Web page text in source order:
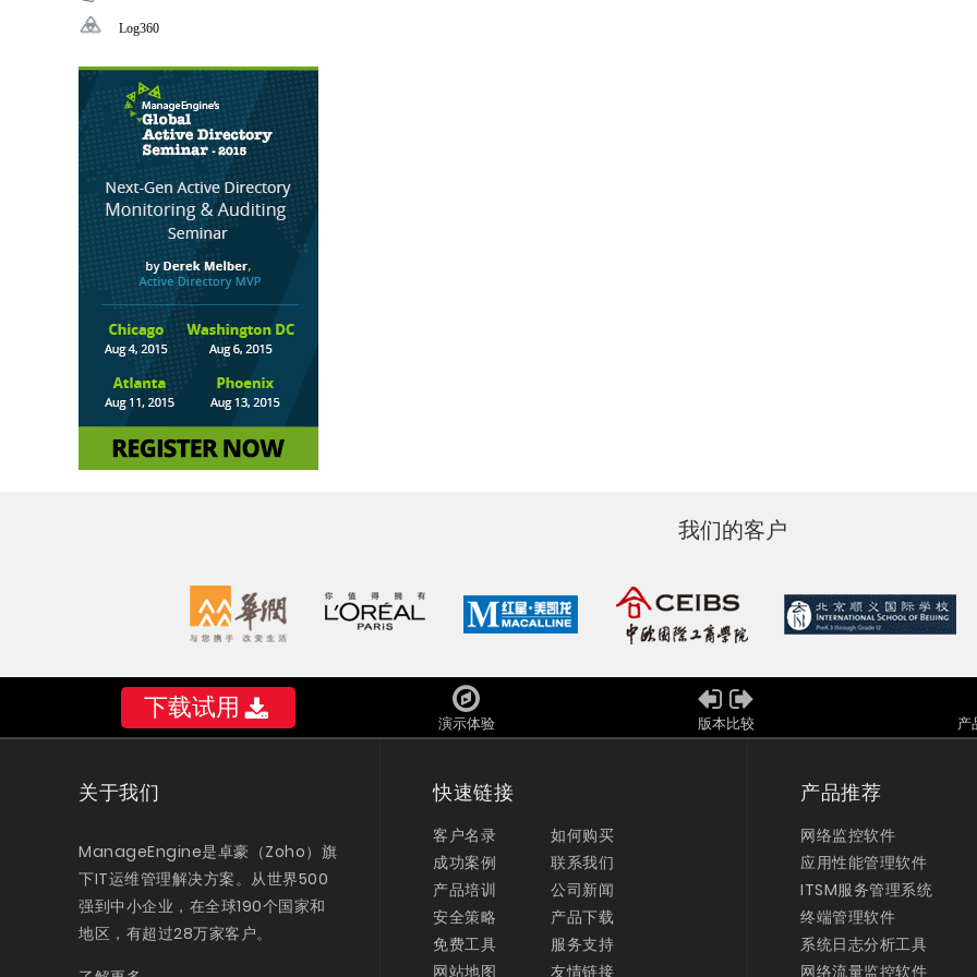
集成身份和访问管理
Log360
我们的客户
下载试用
演示体验 版本比较 产
关于我们
ManageEngine是卓豪（Zoho）旗
下IT运维管理解决方案。从世界500
强到中小企业，在全球190个国家和
地区，有超过28万家客户。
快速链接
客户名录
成功案例
产品培训
安全策略
免费工具
网站地图
如何购买
联系我们
公司新闻
产品下载
服务支持
友情链接
产品推荐
网络监控软件
应用性能管理软件
ITSM服务管理系统
终端管理软件
系统日志分析工具
网络流量监控软件